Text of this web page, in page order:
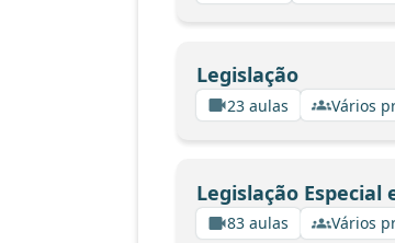
Legislação
23 aulas Vários
Legislação Especial
83 aulas Vários